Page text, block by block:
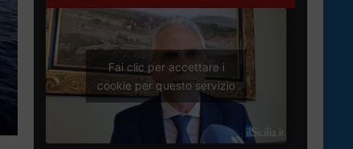
Fai clic per accettare i
cookie per questo servizio